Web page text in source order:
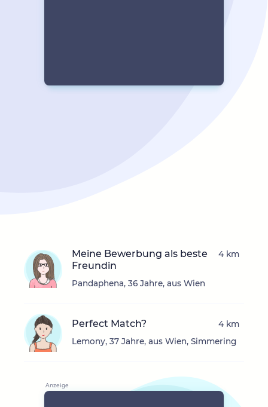
Meine Bewerbung als beste
Freundin
Pandaphena, 36 Jahre, aus Wien
4 km
Perfect Match?
Lemony, 37 Jahre, aus Wien, Simmering
4 km